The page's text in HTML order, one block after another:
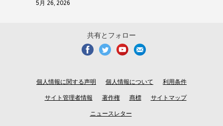
5月 26, 2026
共有とフォロー
個人情報に関する声明 個人情報について 利用条件
サイト管理者情報 著作権 商標 サイトマップ
ニュースレター